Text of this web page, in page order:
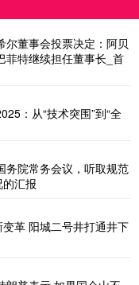
尔董事会投票决定：阿贝
菲特继续担任董事长_首
：从“技术突围”到“全
务院常务会议，听取规范
汇报
革 阳城二号井打通井下